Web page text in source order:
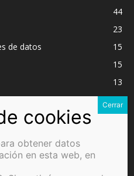
44
23
de datos
15
15
13
11
9
obtener datos
en esta web, en